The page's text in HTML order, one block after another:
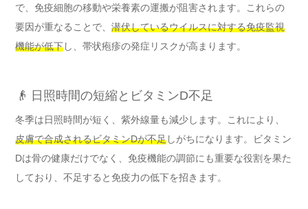
で、免疫細胞の移動や栄養素の運搬が阻害されます。これらの
要因が重なることで、 潜伏しているウイルスに対する免疫監視
機能が低下し、帯状疱疹の発症リスクが高まります。
👴 日照時間の短縮とビタミンD不足
冬季は日照時間が短く、紫外線量も減少します。これにより、
皮膚で合成されるビタミンDが不足しがちになります。ビタミン
Dは骨の健康だけでなく、免疫機能の調節にも重要な役割を果た
しており、不足すると免疫力の低下を招きます。